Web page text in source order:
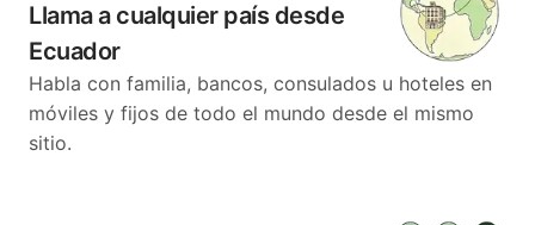
Llama a cualquier país desde
Ecuador
Habla con familia, bancos, consulados u hoteles en
móviles y fijos de todo el mundo desde el mismo
sitio.